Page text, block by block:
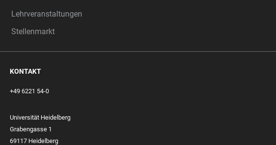
Lehrveranstaltungen
Stellenmarkt
KONTAKT
+49 6221 54-0
Universität Heidelberg
Grabengasse 1
69117 Heidelberg